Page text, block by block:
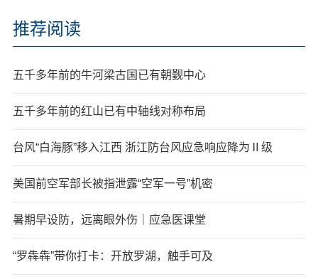
推荐阅读
五千多年前的牛河梁古国已有朝觐中心
五千多年前的红山已有中轴线对称布局
台风“白海豚”移入江西 浙江防台风应急响应降为Ⅱ级
美国前空军部长被指泄露“空军一号”机密
暑期早设防，远离眼外伤｜应急医课堂
“罗犇犇”带你打卡：开放罗湖，触手可及